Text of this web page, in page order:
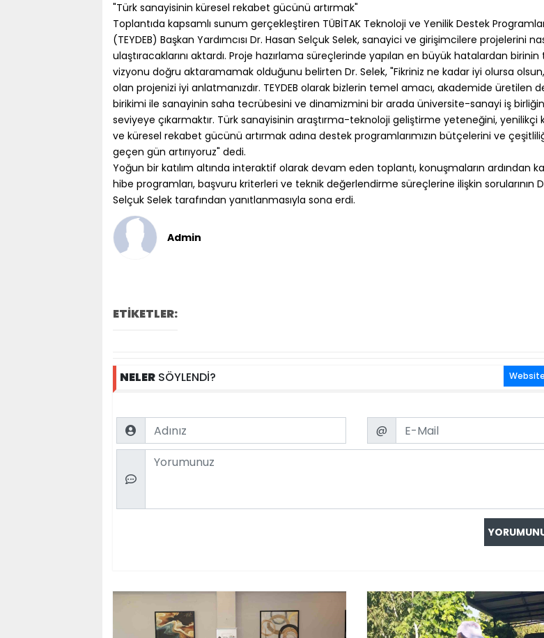
"Türk sanayisinin küresel rekabet gücünü artırmak"
Toplantıda kapsamlı sunum gerçekleştiren TÜBİTAK Teknoloji ve Yenilik Destek
(TEYDEB) Başkan Yardımcısı Dr. Hasan Selçuk Selek, sanayici ve girişimcilere projelerini
ulaştıracaklarını aktardı. Proje hazırlama süreçlerinde yapılan en büyük hatalardan birinin
vizyonu doğru aktaramamak olduğunu belirten Dr. Selek, "Fikriniz ne kadar iyi olursa
olan projenizi iyi anlatmanızdır. TEYDEB olarak bizlerin temel amacı, akademide üretilen
birikimi ile sanayinin saha tecrübesini ve dinamizmini bir arada üniversite-sanayi iş
seviyeye çıkarmaktır. Türk sanayisinin araştırma-teknoloji geliştirme yeteneğini, yenilikçi
ve küresel rekabet gücünü artırmak adına destek programlarımızın bütçelerini ve
geçen gün artırıyoruz" dedi.
Yoğun bir katılım altında interaktif olarak devam eden toplantı, konuşmaların ardından
hibe programları, başvuru kriterleri ve teknik değerlendirme süreçlerine ilişkin sorularının
Selçuk Selek tarafından yanıtlanmasıyla sona erdi.
Admin
ETİKETLER:
NELER SÖYLENDİ?
Name Email
@
Comment